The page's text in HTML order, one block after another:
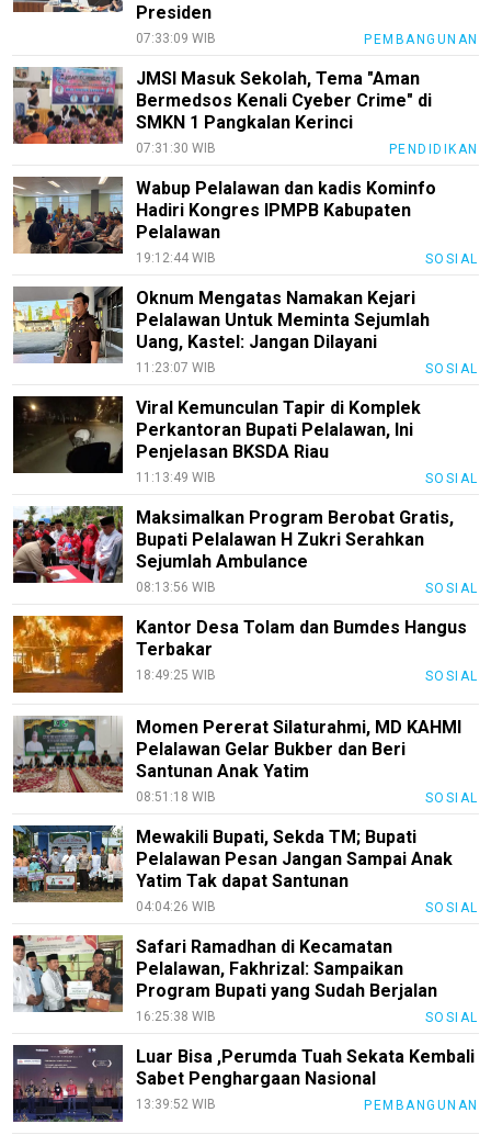
Presiden
07:33:09 WIB PEMBANGUNAN
JMSI Masuk Sekolah, Tema "Aman
Bermedsos Kenali Cyeber Crime" di
SMKN 1 Pangkalan Kerinci
07:31:30 WIB PENDIDIKAN
Wabup Pelalawan dan kadis Kominfo
Hadiri Kongres IPMPB Kabupaten
Pelalawan
19:12:44 WIB SOSIAL
Oknum Mengatas Namakan Kejari
Pelalawan Untuk Meminta Sejumlah
Uang, Kastel: Jangan Dilayani
11:23:07 WIB SOSIAL
Viral Kemunculan Tapir di Komplek
Perkantoran Bupati Pelalawan, Ini
Penjelasan BKSDA Riau
11:13:49 WIB SOSIAL
Maksimalkan Program Berobat Gratis,
Bupati Pelalawan H Zukri Serahkan
Sejumlah Ambulance
08:13:56 WIB SOSIAL
Kantor Desa Tolam dan Bumdes Hangus
Terbakar
18:49:25 WIB SOSIAL
Momen Pererat Silaturahmi, MD KAHMI
Pelalawan Gelar Bukber dan Beri
Santunan Anak Yatim
08:51:18 WIB SOSIAL
Mewakili Bupati, Sekda TM; Bupati
Pelalawan Pesan Jangan Sampai Anak
Yatim Tak dapat Santunan
04:04:26 WIB SOSIAL
Safari Ramadhan di Kecamatan
Pelalawan, Fakhrizal: Sampaikan
Program Bupati yang Sudah Berjalan
16:25:38 WIB SOSIAL
Luar Bisa ,Perumda Tuah Sekata Kembali
Sabet Penghargaan Nasional
13:39:52 WIB PEMBANGUNAN